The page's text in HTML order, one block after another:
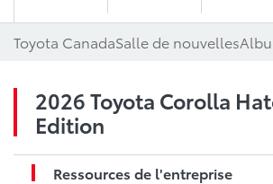
Toyota CanadaSalle de nouvelles
2026 Toyota Corolla
Edition
Ressources de l'entreprise